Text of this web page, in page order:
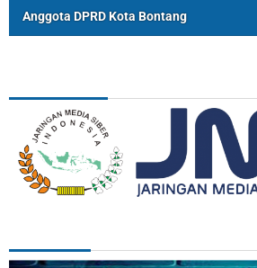
Anggota DPRD Kota Bontang